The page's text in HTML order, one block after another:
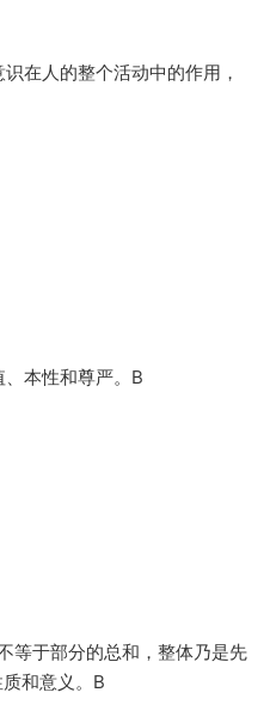
在人的整个活动中的作用，
本性和尊严。B
等于部分的总和，整体乃是先
和意义。B